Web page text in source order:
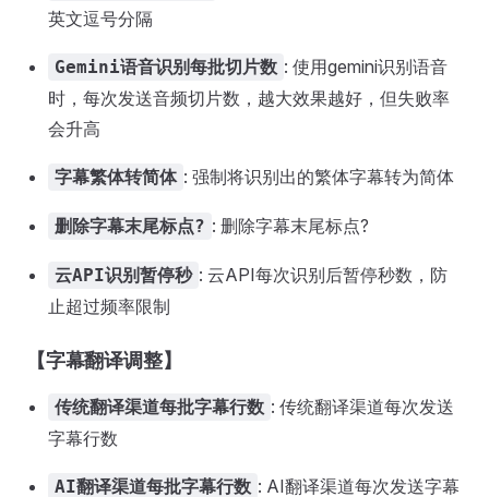
英文逗号分隔
Gemini语音识别每批切片数 : 使用gemini识别语音
时，每次发送音频切片数，越大效果越好，但失败率
会升高
字幕繁体转简体 : 强制将识别出的繁体字幕转为简体
删除字幕末尾标点? : 删除字幕末尾标点?
云API识别暂停秒 : 云API每次识别后暂停秒数，防
止超过频率限制
【字幕翻译调整】
传统翻译渠道每批字幕行数 : 传统翻译渠道每次发送
字幕行数
AI翻译渠道每批字幕行数 : AI翻译渠道每次发送字幕